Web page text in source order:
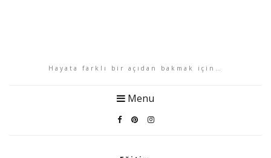
Hayata farklı bir açıdan bakmak için…
Menu